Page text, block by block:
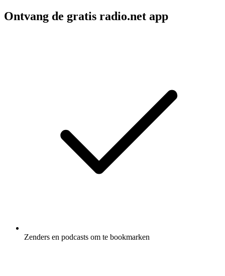
Ontvang de gratis radio.net app
Zenders en podcasts om te bookmarken